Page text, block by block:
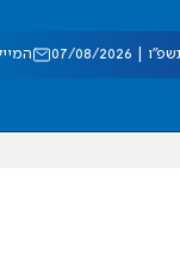
08/2026